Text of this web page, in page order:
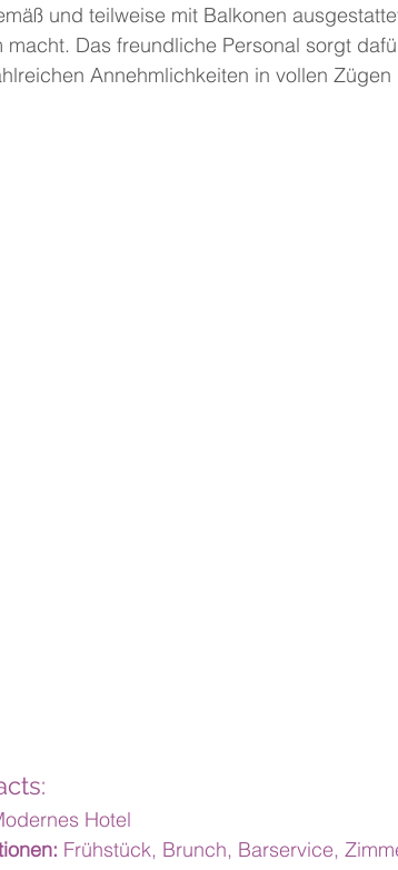
und teilweise mit Balkonen
macht. Das freundliche Personal sorgt
Annehmlichkeiten in vollen Zügen
Hotel
Frühstück, Brunch, Barservice,